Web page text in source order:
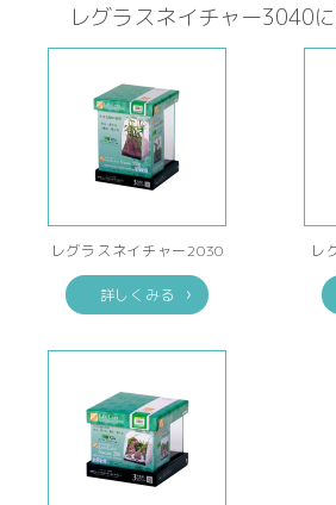
レグラスネイチャー3040
レグラスネイチャー2030
詳しくみる
レ